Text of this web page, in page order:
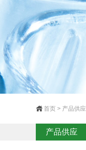
首页 > 产品供应
产品供应